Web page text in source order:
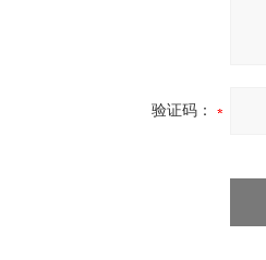
验证码：